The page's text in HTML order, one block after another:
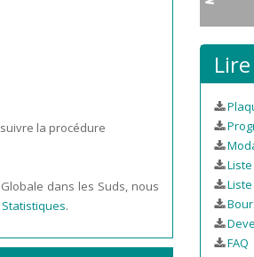
la procédure
dans les Suds, nous
.
FAQ